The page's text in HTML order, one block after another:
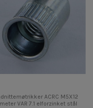
ACRC M5X12
VAR 7.1 elforzinket stål